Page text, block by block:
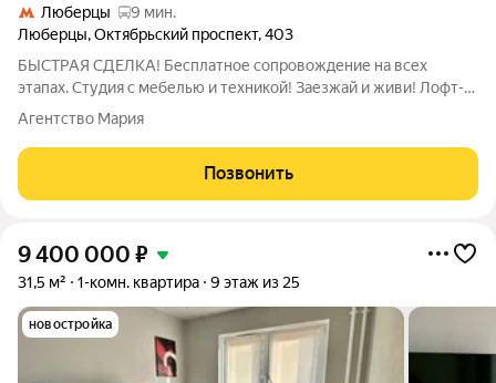
Люберцы
9 мин.
Люберцы,Октябрьский проспект,403
БЫСТРАЯ СДЕЛКА! Бесплатное сопровождение на всех
этапах. Студия с мебелью и техникой! Заезжай и живи! Лофт-
квартал «Октябрьский» это выбор для тех, кому важен
комфорт, уют, стильные и современные решения. Тут каждый
сможет найти пространство для
Агентство Мария
Позвонить
9 400 000 ₽
31,5 м² 1-комн. квартира 9 этаж из 25
новостройка